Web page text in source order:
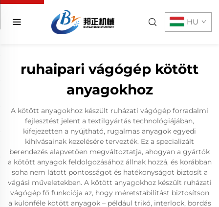
HU
ruhaipari vágógép kötött
anyagokhoz
A kötött anyagokhoz készült ruházati vágógép forradalmi
fejlesztést jelent a textilgyártás technológiájában,
kifejezetten a nyújtható, rugalmas anyagok egyedi
kihívásainak kezelésére tervezték. Ez a specializált
berendezés alapvetően megváltoztatja, ahogyan a gyártók
a kötött anyagok feldolgozásához állnak hozzá, és korábban
soha nem látott pontosságot és hatékonyságot biztosít a
vágási műveletekben. A kötött anyagokhoz készült ruházati
vágógép fő funkciója az, hogy méretstabilitást biztosítson
a különféle kötött anyagok – például trikó, interlock, bordás